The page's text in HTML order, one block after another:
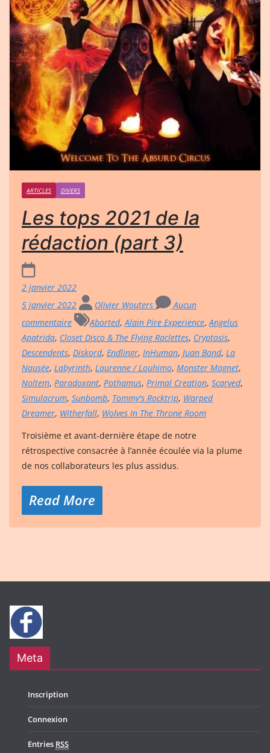
ARTICLES DIVERS
Les tops 2021 de la
rédaction (part 3)
2 janvier 2022
5 janvier 2022
Olivier Wouters
Aucun
commentaire
Aborted,Alain Pire Experience,Angelus
Apatrida, Closet Disco & The Flying Raclettes, Cryptosis,
Descendents, Diskord, Endlingr, InHuman, Juan Bond, La
Nausée, Labyrinth, Laurenne / Louhimo, Monster Magnet,
Noltem, Paradoxant, Pothamus, Primal Creation, Scarved,
Simulacrum, Sunbomb, Tommy's Rocktrip, Warped
Dreamer, Witherfall, Wolves In The Throne Room
Troisième et avant-dernière étape de notre
rétrospective consacrée à l’année écoulée via la plume
de nos collaborateurs les plus assidus.
Read More
Meta
Inscription
Connexion
Entries RSS